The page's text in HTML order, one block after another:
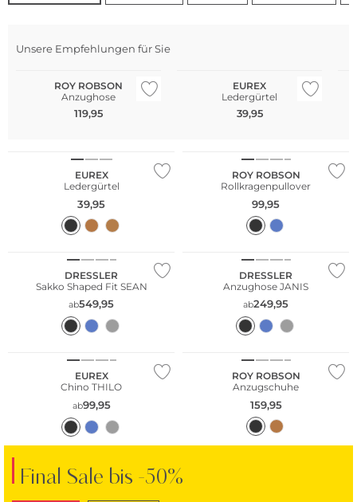
Unsere Empfehlungen für Sie
Große Größen
ROY ROBSON
Anzughose
119,95
EUREX
Ledergürtel
39,95
EUREX
Ledergürtel
39,95
ROY ROBSON
Rollkragenpullover
99,95
Große Größen
DRESSLER
Sakko Shaped Fit SEAN
ab549,95
DRESSLER
Anzughose JANIS
ab249,95
Große Größen
EUREX
Chino THILO
ab99,95
ROY ROBSON
Anzugschuhe
159,95
Final Sale bis -50%